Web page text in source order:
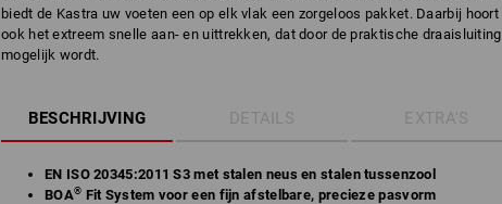
biedt de Kastra uw voeten een op elk vlak een zorgeloos pakket. Daarbij hoort
ook het extreem snelle aan- en uittrekken, dat door de praktische draaisluiting
mogelijk wordt.
BESCHRIJVING DETAILS EXTRA'S
EN ISO 20345:2011 S3 met stalen neus en stalen tussenzool
BOA® Fit System voor een fijn afstelbare, precieze pasvorm